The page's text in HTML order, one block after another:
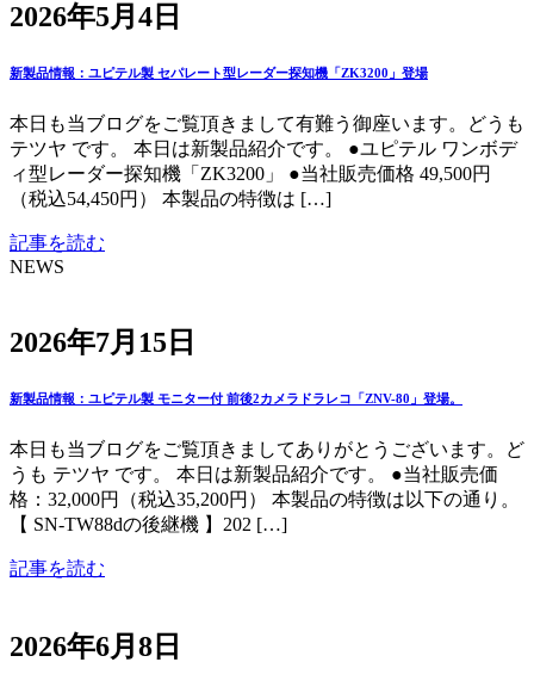
2026年5月4日
新製品情報：ユピテル製 セパレート型レーダー探知機「ZK3200」登場
本日も当ブログをご覧頂きまして有難う御座います。どうも
テツヤ です。 本日は新製品紹介です。 ●ユピテル ワンボデ
ィ型レーダー探知機「ZK3200」 ●当社販売価格 49,500円
（税込54,450円） 本製品の特徴は […]
記事を読む
NEWS
2026年7月15日
新製品情報：ユピテル製 モニター付 前後2カメラドラレコ「ZNV-80」登場。
本日も当ブログをご覧頂きましてありがとうございます。ど
うも テツヤ です。 本日は新製品紹介です。 ●当社販売価
格：32,000円（税込35,200円） 本製品の特徴は以下の通り。
【 SN-TW88dの後継機 】202 […]
記事を読む
2026年6月8日